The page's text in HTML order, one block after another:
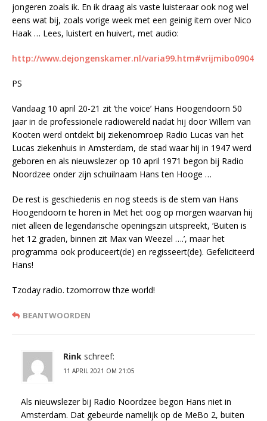
jongeren zoals ik. En ik draag als vaste luisteraar ook nog wel
eens wat bij, zoals vorige week met een geinig item over Nico
Haak … Lees, luistert en huivert, met audio:
http://www.dejongenskamer.nl/varia99.htm#vrijmibo0904
PS
Vandaag 10 april 20-21 zit ’the voice’ Hans Hoogendoorn 50
jaar in de professionele radiowereld nadat hij door Willem van
Kooten werd ontdekt bij ziekenomroep Radio Lucas van het
Lucas ziekenhuis in Amsterdam, de stad waar hij in 1947 werd
geboren en als nieuwslezer op 10 april 1971 begon bij Radio
Noordzee onder zijn schuilnaam Hans ten Hooge …
De rest is geschiedenis en nog steeds is de stem van Hans
Hoogendoorn te horen in Met het oog op morgen waarvan hij
niet alleen de legendarische openingszin uitspreekt, ‘Buiten is
het 12 graden, binnen zit Max van Weezel ….’, maar het
programma ook produceert(de) en regisseert(de). Gefeliciteerd
Hans!
Tzoday radio. tzomorrow thze world!
BEANTWOORDEN
Rink schreef:
11 APRIL 2021 OM 21:05
Als nieuwslezer bij Radio Noordzee begon Hans niet in
Amsterdam. Dat gebeurde namelijk op de MeBo 2, buiten